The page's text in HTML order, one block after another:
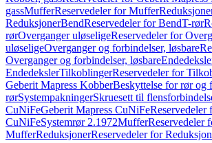
gassMufferReservedeler for Muffer
ReduksjonerBendReservedeler for BendT-rør
rørOverganger uløseligeReservedeler for
uløseligeOverganger og forbindelser, løsbare
Overganger og forbindelser, løsbare
EndedekslerTilkoblingerReservedeler for
Geberit Mapress KobberBeskyttelse for rør og
rørSystempakningerSkruesett til
CuNiFeGeberit Mapress CuNiFeReservedeler
CuNiFeSystemrør 2.1972MufferReservedeler
MufferReduksjonerReservedeler for